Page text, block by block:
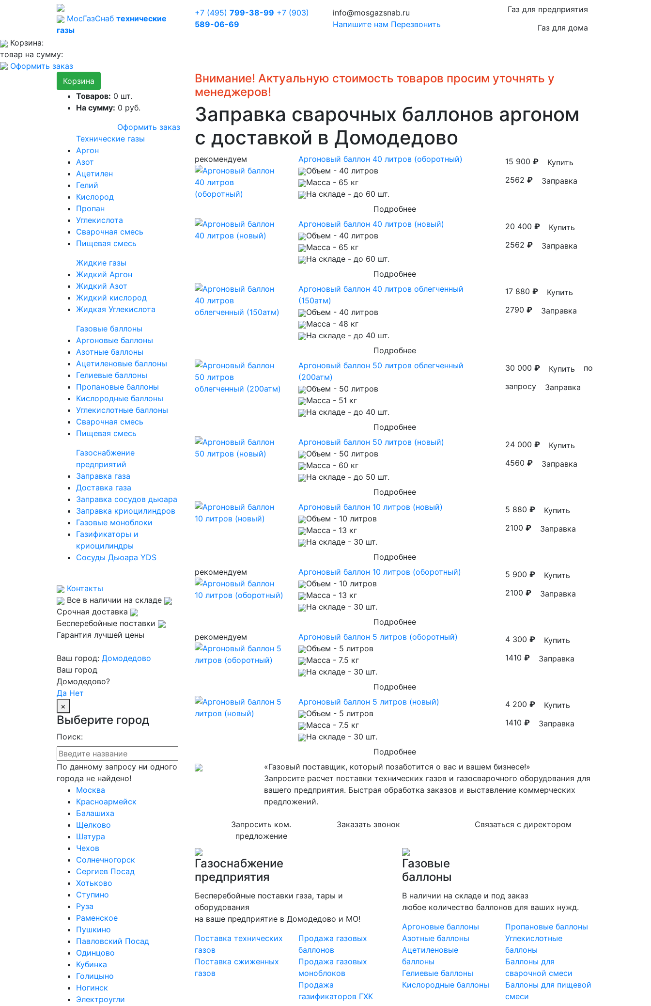
МосГазСнаб технические
газы
+7 (495) 799-38-99 +7 (903)
589-06-69
info@mosgazsnab.ru
Напишите нам Перезвонить
Газ для предприятия
Газ для дома
Корзина:
товар на сумму:
Оформить заказ
Корзина
Товаров: 0 шт.
На сумму: 0 руб.
Оформить заказ
Технические газы
Аргон
Азот
Ацетилен
Гелий
Кислород
Пропан
Углекислота
Сварочная смесь
Пищевая смесь
Жидкие газы
Жидкий Аргон
Жидкий Азот
Жидкий кислород
Жидкая Углекислота
Газовые баллоны
Аргоновые баллоны
Азотные баллоны
Ацетиленовые баллоны
Гелиевые баллоны
Пропановые баллоны
Кислородные баллоны
Углекислотные баллоны
Сварочная смесь
Пищевая смесь
Газоснабжение
предприятий
Заправка газа
Доставка газа
Заправка сосудов дьюара
Заправка криоцилиндров
Газовые моноблоки
Газификаторы и
криоцилиндры
Сосуды Дьюара YDS
Контакты
Все в наличии на складе
Срочная доставка
Бесперебойные поставки
Гарантия лучшей цены
Ваш город: Домодедово
Ваш город
Домодедово?
Да Нет
×
Выберите город
Поиск:
По данному запросу ни одного
города не найдено!
Москва
Красноармейск
Балашиха
Щелково
Шатура
Чехов
Солнечногорск
Сергиев Посад
Хотьково
Ступино
Руза
Раменское
Пушкино
Павловский Посад
Одинцово
Кубинка
Голицыно
Ногинск
Электроугли
Внимание! Актуальную стоимость товаров просим уточнять у
менеджеров!
Заправка сварочных баллонов аргоном
с доставкой в Домодедово
рекомендуем
Аргоновый баллон 40 литров (оборотный)
Объем - 40 литров
Масса - 65 кг
На складе- до 60 шт.
Подробнее
15 900₽
Купить
2562₽ Заправка
Аргоновый баллон 40 литров (новый)
Объем - 40 литров
Масса - 65 кг
На складе- до 60 шт.
Подробнее
20 400₽
Купить
2562₽ Заправка
Аргоновый баллон 40 литров облегченный
(150атм)
Объем - 40 литров
Масса - 48 кг
На складе- до 40 шт.
Подробнее
17 880₽
Купить
2790₽ Заправка
Аргоновый баллон 50 литров облегченный
(200атм)
Объем - 50 литров
Масса - 51 кг
На складе- до 40 шт.
Подробнее
30 000₽ Купить
по
запросу
Заправка
Аргоновый баллон 50 литров (новый)
Объем - 50 литров
Масса - 60 кг
На складе- до 50 шт.
Подробнее
24 000₽
Купить
4560₽ Заправка
Аргоновый баллон 10 литров (новый)
Объем - 10 литров
Масса - 13 кг
На складе- 30 шт.
Подробнее
5 880₽
Купить
2100₽ Заправка
рекомендуем
Аргоновый баллон 10 литров (оборотный)
Объем - 10 литров
Масса - 13 кг
На складе- 30 шт.
Подробнее
5 900₽
Купить
2100₽ Заправка
рекомендуем
Аргоновый баллон 5 литров (оборотный)
Объем - 5 литров
Масса - 7.5 кг
На складе- 30 шт.
Подробнее
4 300₽
Купить
1410₽ Заправка
Аргоновый баллон 5 литров (новый)
Объем - 5 литров
Масса - 7.5 кг
На складе- 30 шт.
Подробнее
4 200₽
Купить
1410₽ Заправка
«Газовый поставщик, который позаботится о вас и вашем бизнесе!»
Запросите расчет поставки технических газов и газосварочного оборудования для
вашего предприятия. Быстрая обработка заказов и выставление коммерческих
предложений.
Запросить ком.
предложение
Заказать звонок Связаться с директором
Газоснабжение
предприятия
Бесперебойные поставки газа, тары и
оборудования
на ваше предприятие в Домодедово и МО!
Поставка технических
газов
Поставка сжиженных
газов
Продажа газовых
баллонов
Продажа газовых
моноблоков
Продажа
газификаторов ГХК
Газовые
баллоны
В наличии на складе и под заказ
любое количество баллонов для ваших нужд.
Аргоновые баллоны
Азотные баллоны
Ацетиленовые
баллоны
Гелиевые баллоны
Кислородные баллоны
Пропановые баллоны
Углекислотные
баллоны
Баллоны для
сварочной смеси
Баллоны для пищевой
смеси